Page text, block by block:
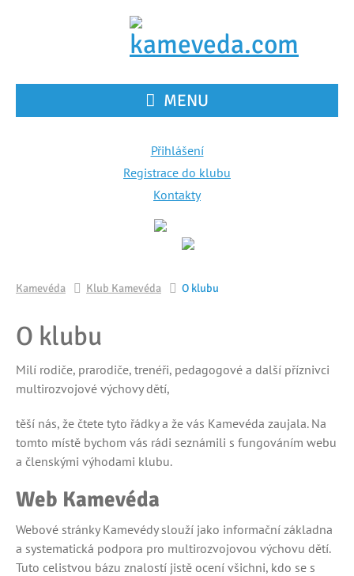
MENU
Přihlášení
Registrace do klubu
Kontakty
Kamevéda Klub Kamevéda O klubu
O klubu
Milí rodiče, prarodiče, trenéři, pedagogové a další příznivci
multirozvojové výchovy dětí,
těší nás, že čtete tyto řádky a že vás Kamevéda zaujala. Na
tomto místě bychom vás rádi seznámili s fungováním webu
a členskými výhodami klubu.
Web Kamevéda
Webové stránky Kamevédy slouží jako informační základna
a systematická podpora pro multirozvojovou výchovu dětí.
Tuto celistvou bázu znalostí jistě ocení všichni, kdo se s